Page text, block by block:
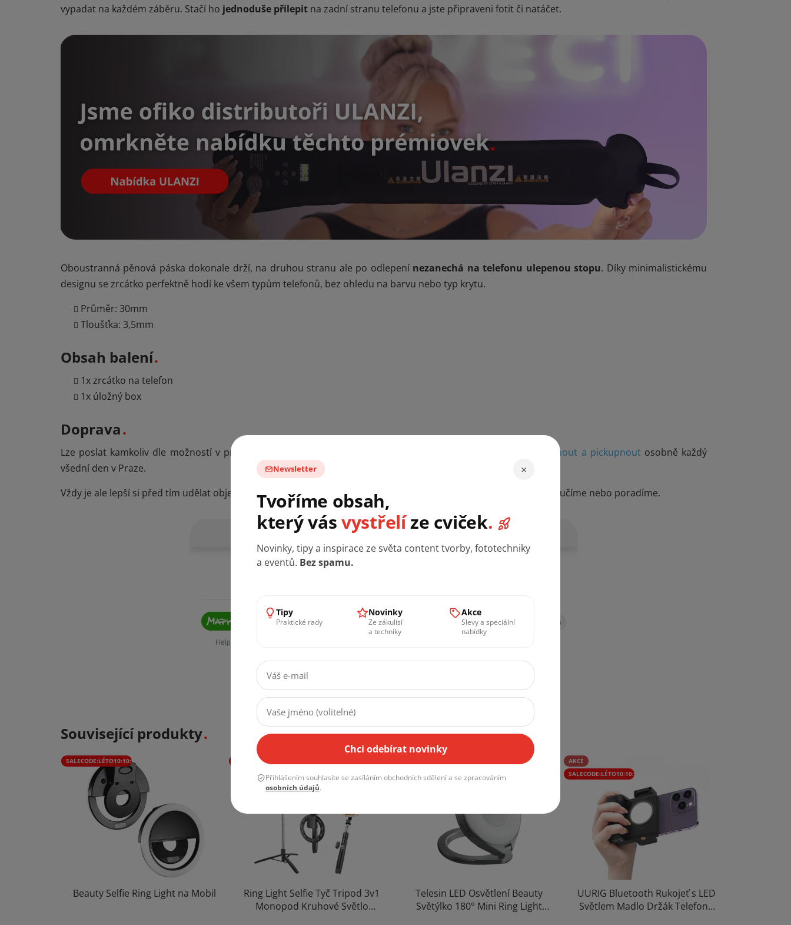
vypadat na každém záběru. Stačí ho jednoduše přilepit na zadní stranu telefonu a jste připraveni fotit či natáčet.
Oboustranná pěnová páska dokonale drží, na druhou stranu ale po odlepení nezanechá na telefonu ulepenou stopu. Díky minimalistickému
designu se zrcátko perfektně hodí ke všem typům telefonů, bez ohledu na barvu nebo typ krytu.
Průměr: 30mm
Tloušťka: 3,5mm
Obsah balení
1x zrcátko na telefon
1x úložný box
Doprava
Lze poslat kamkoliv dle možností v prvním kroku objednávky. Pokud je zboží skladem, můžete si ho prohlédnout a pickupnoutosobně každý
všední den v Praze.
Vždy je ale lepší si před tím udělat objednávku, abychom vše nachystali. Na místě rádi se vším pomůžeme, doporučíme nebo poradíme.
Související produkty
SALECODE:LÉTO10:10:%
Beauty Selfie Ring Light na Mobil
SALECODE:LÉTO10:10:%
Ring Light Selfie Tyč Tripod 3v1
Monopod Kruhové Světlo
Telesin LED Osvětlení Beauty
Světýlko 180° Mini Ring Light
AKCE
SALECODE:LÉTO10:10:%
UURIG Bluetooth Rukojeť s LED
Světlem Madlo Držák Telefonu
který vásvystřelíze cviček.
a eventů.Bez spamu.
Praktické rady
a techniky
nabídky
Chci odebírat novinky
Přihlášením souhlasíte se zasíláním obchodních sdělení a se zpracováním